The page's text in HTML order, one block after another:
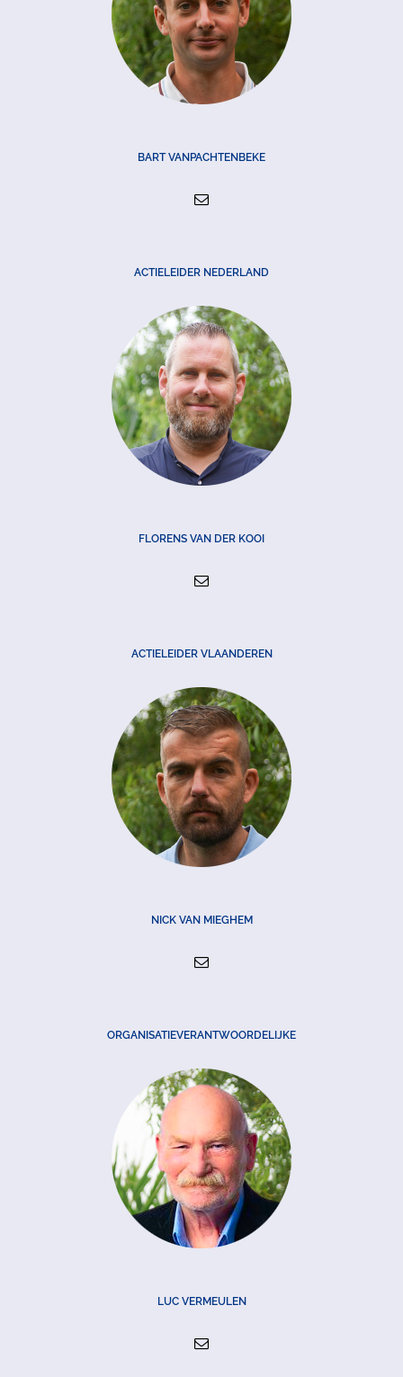
BART VANPACHTENBEKE
ACTIELEIDER NEDERLAND
FLORENS VAN DER KOOI
ACTIELEIDER VLAANDEREN
NICK VAN MIEGHEM
ORGANISATIEVERANTWOORDELIJKE
LUC VERMEULEN